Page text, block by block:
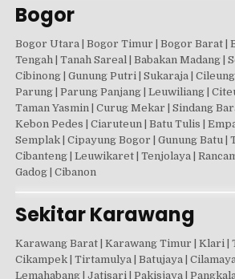
Bogor
Bogor Utara | Bogor Timur | Bogor Barat |
Tengah | Tanah Sareal | Babakan Madang |
Cibinong | Gunung Putri | Sukaraja |
Parung | Parung Panjang | Leuwiliang |
Taman Yasmin | Curug Mekar | Sindang
Kebon Pedes | Ciaruteun | Batu Tulis |
Semplak | Cipayung Bogor | Gunung Batu |
Cibanteng | Leuwikaret | Tenjolaya |
Gadog | Cibanon
Sekitar Karawang
Karawang Barat | Karawang Timur | Klari |
Cikampek | Tirtamulya | Batujaya |
Lemahabang | Jatisari | Pakisjaya |